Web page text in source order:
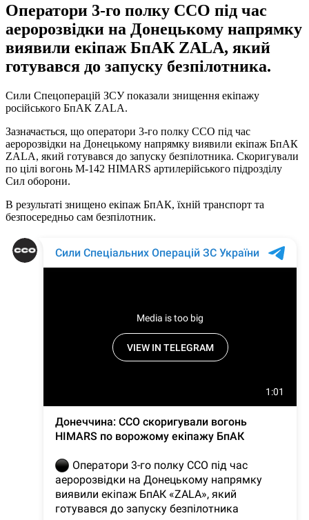
Оператори 3-го полку ССО під час
аеророзвідки на Донецькому напрямку
виявили екіпаж БпАК ZALA, який
готувався до запуску безпілотника.
Сили Спецоперацій ЗСУ показали знищення екіпажу
російського БпАК ZALA.
Зазначається, що оператори 3-го полку ССО під час
аеророзвідки на Донецькому напрямку виявили екіпаж БпАК
ZALA, який готувався до запуску безпілотника. Скоригували
по цілі вогонь М-142 HIMARS артилерійського підрозділу
Сил оборони.
В результаті знищено екіпаж БпАК, їхній транспорт та
безпосередньо сам безпілотник.